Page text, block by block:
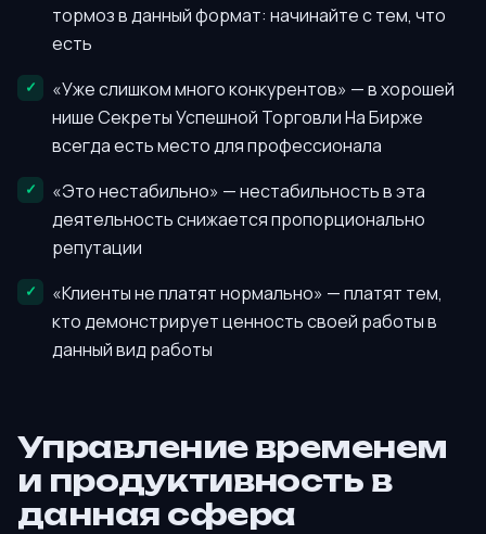
тормоз в данный формат: начинайте с тем, что
есть
«Уже слишком много конкурентов» — в хорошей
нише Секреты Успешной Торговли На Бирже
всегда есть место для профессионала
«Это нестабильно» — нестабильность в эта
деятельность снижается пропорционально
репутации
«Клиенты не платят нормально» — платят тем,
кто демонстрирует ценность своей работы в
данный вид работы
Управление временем
и продуктивность в
данная сфера